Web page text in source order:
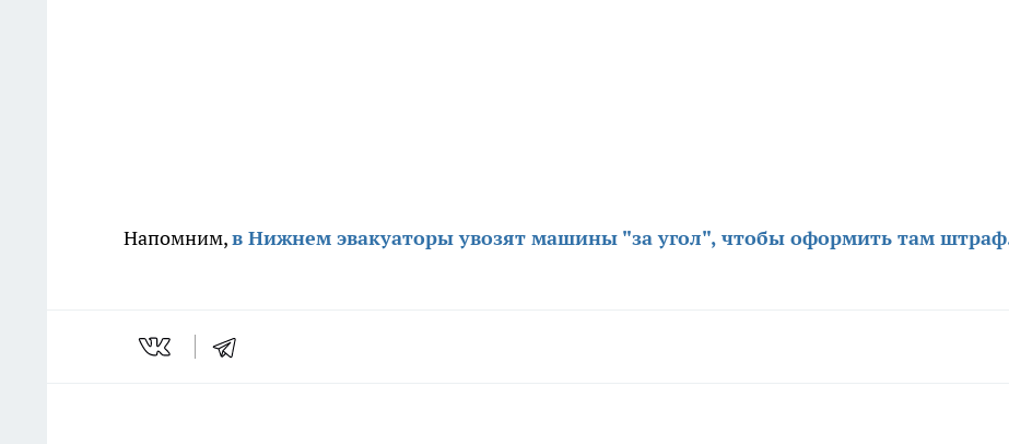
Напомним,в Нижнем эвакуаторы увозят машины "за угол", чтобы оформить там